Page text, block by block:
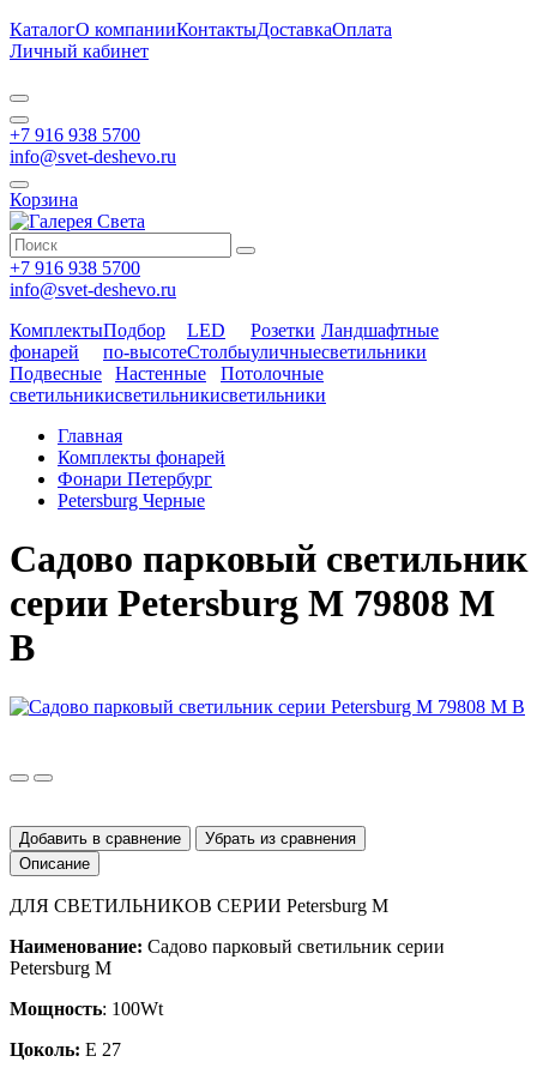
КаталогО компанииКонтактыДоставкаОплата
Личный кабинет
+7 916 938 5700
info@svet-deshevo.ru
Корзина
+7 916 938 5700
info@svet-deshevo.ru
Комплекты
фонарей
Подбор
по-высоте
LED
Столбы
Розетки
уличные
Ландшафтные
светильники
Подвесные
светильники
Настенные
светильники
Потолочные
светильники
Главная
Комплекты фонарей
Фонари Петербург
Petersburg Черные
Садово парковый светильник
серии Petersburg M 79808 M
B
Добавить в сравнение
Убрать из сравнения
Описание
ДЛЯ СВЕТИЛЬНИКОВ СЕРИИ Petersburg M
Наименование: Садово парковый светильник серии
Petersburg M
Мощность: 100Wt
Цоколь: E 27